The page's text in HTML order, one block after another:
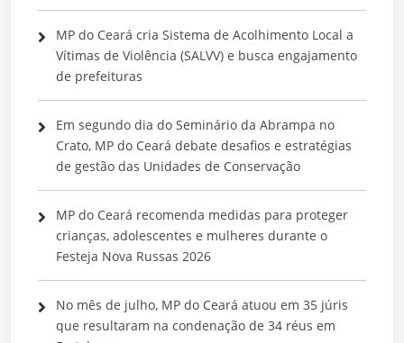
MP do Ceará cria Sistema de Acolhimento Local a
Vítimas de Violência (SALVV) e busca engajamento
de prefeituras
Em segundo dia do Seminário da Abrampa no
Crato, MP do Ceará debate desafios e estratégias
de gestão das Unidades de Conservação
MP do Ceará recomenda medidas para proteger
crianças, adolescentes e mulheres durante o
Festeja Nova Russas 2026
No mês de julho, MP do Ceará atuou em 35 júris
que resultaram na condenação de 34 réus em